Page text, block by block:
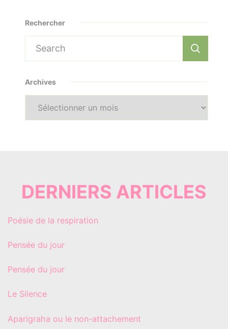
Rechercher
Search
for:
Archives
Archives
DERNIERS ARTICLES
Poésie de la respiration
Pensée du jour
Pensée du jour
Le Silence
Aparigraha ou le non-attachement